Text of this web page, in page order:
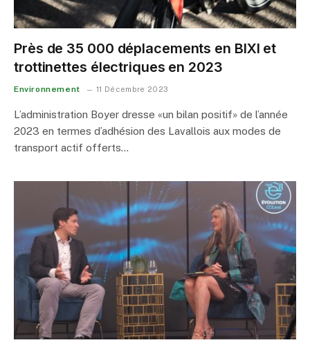
Près de 35 000 déplacements en BIXI et
trottinettes électriques en 2023
Environnement 11 Décembre 2023
L’administration Boyer dresse «un bilan positif» de l’année
2023 en termes d’adhésion des Lavallois aux modes de
transport actif offerts…